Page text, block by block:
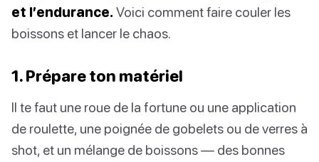
et l’endurance. Voici comment faire couler les
boissons et lancer le chaos.
1. Prépare ton matériel
Il te faut une roue de la fortune ou une application
de roulette, une poignée de gobelets ou de verres à
shot, et un mélange de boissons — des bonnes